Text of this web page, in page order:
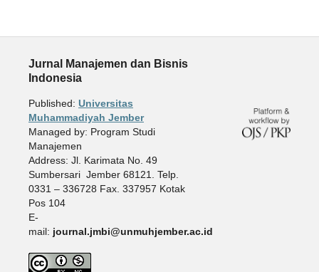
Jurnal Manajemen dan Bisnis
Indonesia
Published: Universitas
Muhammadiyah Jember
Managed by: Program Studi
Manajemen
Address: Jl. Karimata No. 49
Sumbersari Jember 68121. Telp.
0331 – 336728 Fax. 337957 Kotak
Pos 104
E-
mail: journal.jmbi@unmuhjember.ac.id